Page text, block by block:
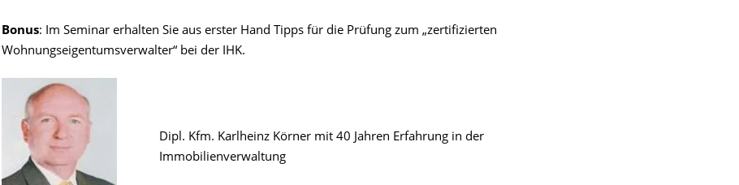
Bonus: Im Seminar erhalten Sie aus erster Hand Tipps für die Prüfung zum „zertifizierten
Wohnungseigentumsverwalter“ bei der IHK.
Dipl. Kfm. Karlheinz Körner mit 40 Jahren Erfahrung in der
Immobilienverwaltung